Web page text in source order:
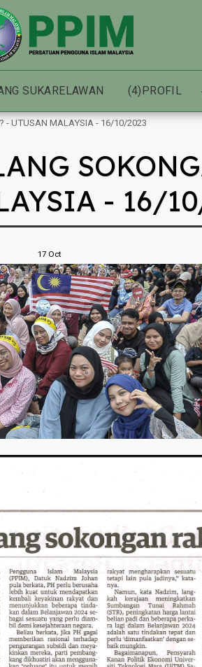
SUKARELAWAN (4)PROFIL
- UTUSAN MALAYSIA - 16/10/2023
- 16/
17 Oct